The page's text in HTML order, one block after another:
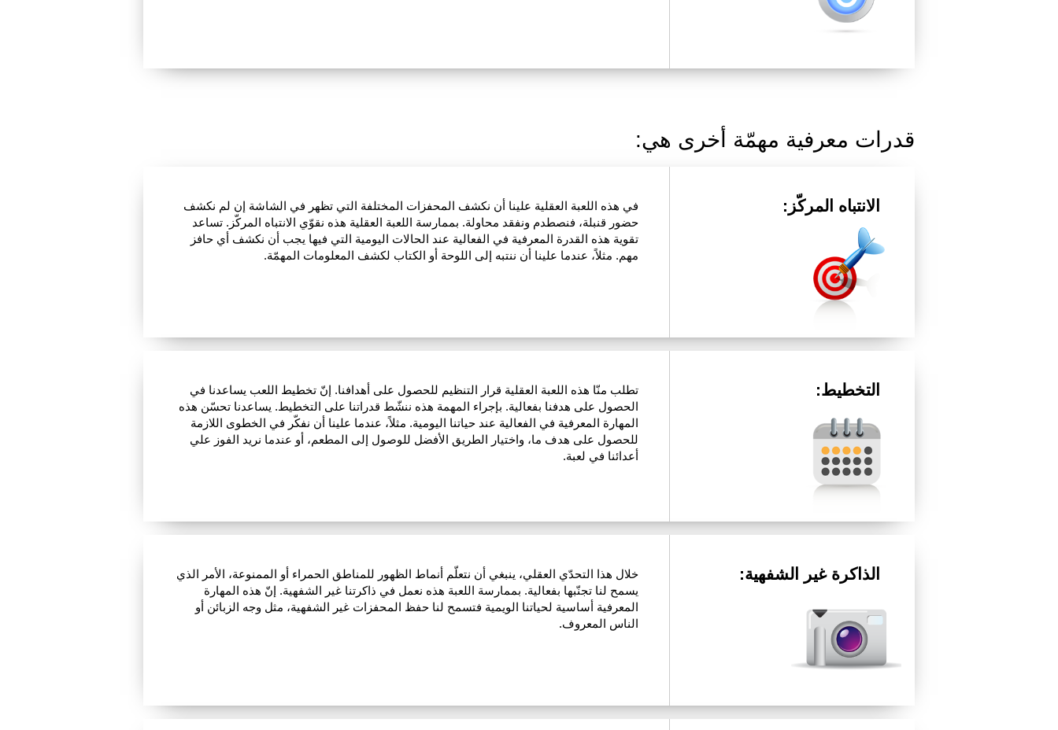
قدرات معرفية مهمّة أخرى هي:
الانتباه المركّز:
في هذه اللعبة العقلية علينا أن نكشف المحفزات المختلفة التي تظهر في الشاشة إن لم نكشف
حضور قنبلة، فنصطدم ونفقد محاولة. بممارسة اللعبة العقلية هذه نقوّي الانتباه المركّز. تساعد
تقوية هذه القدرة المعرفية في الفعالية عند الحالات اليومية التي فيها يجب أن نكشف أي حافز
مهم. مثلاً، عندما علينا أن ننتبه إلى اللوحة أو الكتاب لكشف المعلومات المهمّة.
التخطيط:
تطلب منّا هذه اللعبة العقلية قرار التنظيم للحصول على أهدافنا. إنّ تخطيط اللعب يساعدنا في
الحصول على هدفنا بفعالية. بإجراء المهمة هذه ننشّط قدراتنا على التخطيط. يساعدنا تحسّن هذه
المهارة المعرفية في الفعالية عند حياتنا اليومية. مثلاً، عندما علينا أن نفكّر في الخطوى اللازمة
للحصول على هدف ما، واختيار الطريق الأفضل للوصول إلى المطعم، أو عندما نريد الفوز علي
أعدائنا في لعبة.
الذاكرة غير الشفهية:
خلال هذا التحدّي العقلي، ينبغي أن نتعلّم أنماط الظهور للمناطق الحمراء أو الممنوعة، الأمر الذي
يسمح لنا تجنّبها بفعالية. بممارسة اللعبة هذه نعمل في ذاكرتنا غير الشفهية. إنّ هذه المهارة
المعرفية أساسية لحياتنا الويمية فتسمح لنا حفظ المحفزات غير الشفهية، مثل وجه الزبائن أو
الناس المعروف.